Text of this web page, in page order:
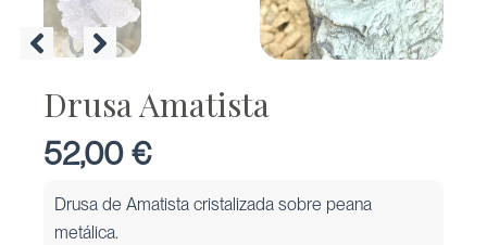
Drusa Amatista
52,00€
Drusa de Amatista cristalizada sobre peana
metálica.